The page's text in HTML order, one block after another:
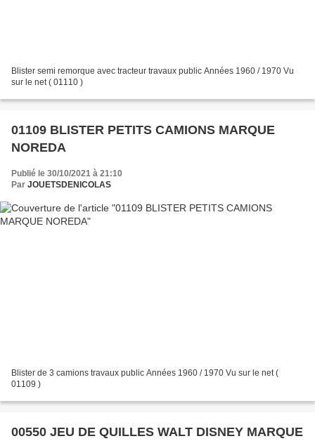
Blister semi remorque avec tracteur travaux public Années 1960 / 1970 Vu
sur le net ( 01110 )
01109 BLISTER PETITS CAMIONS MARQUE
NOREDA
Publié le 30/10/2021 à 21:10
Par JOUETSDENICOLAS
Blister de 3 camions travaux public Années 1960 / 1970 Vu sur le net (
01109 )
00550 JEU DE QUILLES WALT DISNEY MARQUE